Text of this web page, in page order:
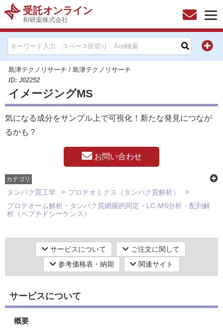
受託オンライン
和研薬株式会社
島津テクノリサーチ / 島津テクノリサーチ
ID: J02252
イメージングMS
気になる成分をサンプル上で可視化！新たな発見につなが
るかも？
お問い合わせ
カテゴリ
タンパク質工学
プロテオミクス（タンパク質解析）
プロテオーム解析・タンパク質網羅的同定・LC-MS分析・配列解
析（ペプチドシーケンス）
質量分析・試料分析
プロテオーム解析
糖脂質（LPS，エンドトキシン）関連
サービスについて
ご注文に関して
参考価格表・納期
関連サイト
サービスについて
概要
HOME
お問い合わせ
お知らせ
キャンペーン情報一覧
メーカー別索引
販売元別索引
ご利用ガイド
研究機器オンライン